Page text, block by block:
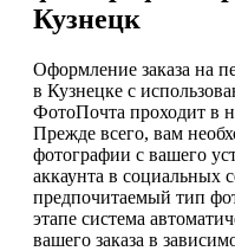
Кузнецк
Оформление заказа на
в Кузнецке с
ФотоПочта проходит в
Прежде всего, вам
фотографии с вашего
аккаунта в социальных
предпочитаемый тип
этапе система
вашего заказа в